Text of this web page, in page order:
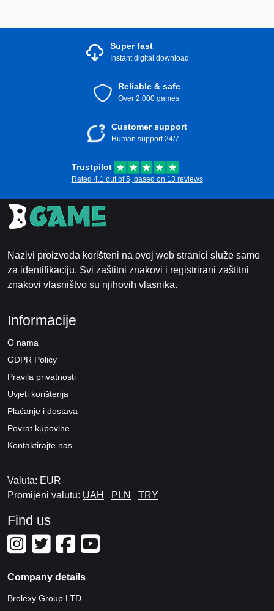
Super fast
Instant digital download
Reliable & safe
Over 2.000 games
Customer support
Human support 24/7
Trustpilot
Rated 4.1 out of 5, based on 13 reviews
Nazivi proizvoda korišteni na ovoj web stranici služe samo
za identifikaciju. Svi zaštitni znakovi i registrirani zaštitni
znakovi vlasništvo su njihovih vlasnika.
Informacije
O nama
GDPR Policy
Pravila privatnosti
Uvjeti korištenja
Plaćanje i dostava
Povrat kupovine
Kontaktirajte nas
Valuta: EUR
Promijeni valutu: UAH PLN TRY
Find us
Company details
Brolexy Group LTD